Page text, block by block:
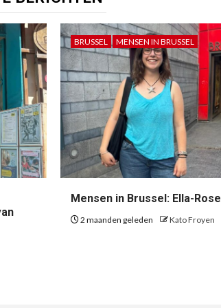
BRUSSEL MENSEN IN BRUSSEL
Mensen in Brussel: Ella-Rose
2 maanden geleden Kato Froyen